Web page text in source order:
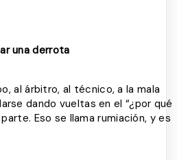
una derrota
al árbitro, al técnico, a la mala
dando vueltas en el “¿por qué
Eso se llama rumiación, y es